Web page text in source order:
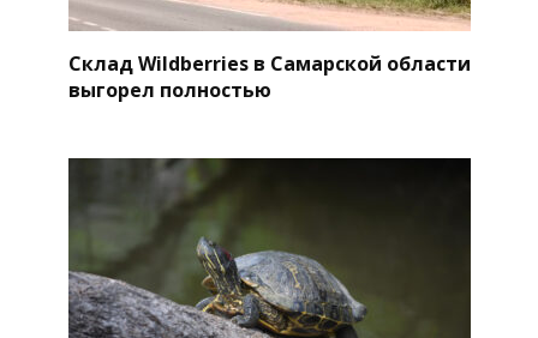
Склад Wildberries в Самарской области
выгорел полностью